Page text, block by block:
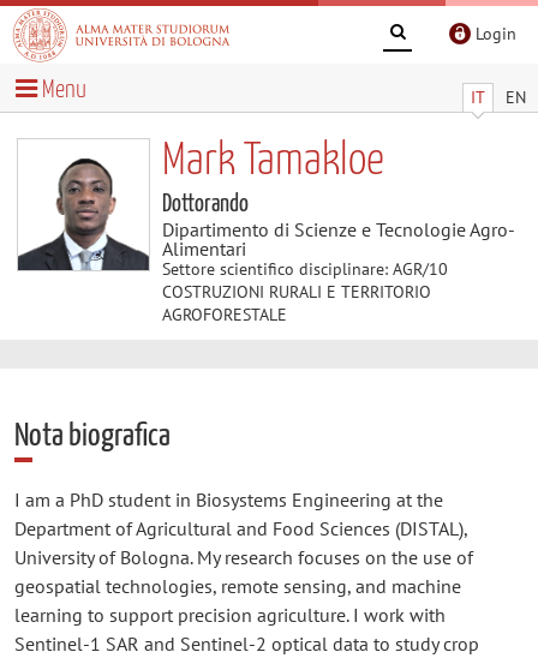
Login
IT EN
Menu
Mark Tamakloe
Dottorando
Dipartimento di Scienze e Tecnologie Agro-
Alimentari
Settore scientifico disciplinare: AGR/10
COSTRUZIONI RURALI E TERRITORIO
AGROFORESTALE
Nota biografica
I am a PhD student in Biosystems Engineering at the
Department of Agricultural and Food Sciences (DISTAL),
University of Bologna. My research focuses on the use of
geospatial technologies, remote sensing, and machine
learning to support precision agriculture. I work with
Sentinel-1 SAR and Sentinel-2 optical data to study crop